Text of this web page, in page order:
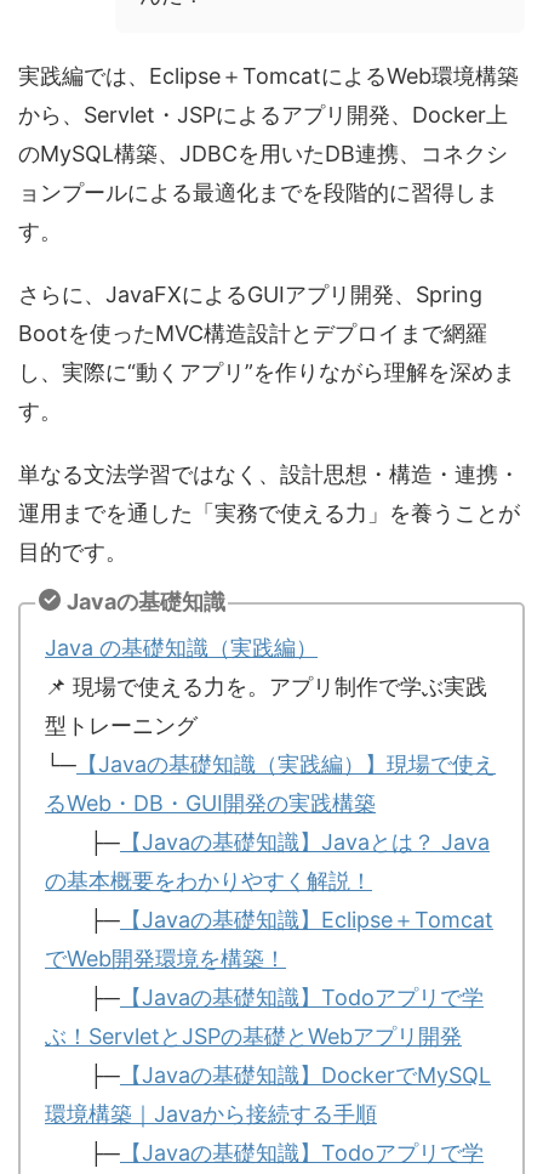
実践編では、Eclipse＋TomcatによるWeb環境構築
から、Servlet・JSPによるアプリ開発、Docker上
のMySQL構築、JDBCを用いたDB連携、コネクシ
ョンプールによる最適化までを段階的に習得しま
す。
さらに、JavaFXによるGUIアプリ開発、Spring
Bootを使ったMVC構造設計とデプロイまで網羅
し、実際に“動くアプリ”を作りながら理解を深めま
す。
単なる文法学習ではなく、設計思想・構造・連携・
運用までを通した「実務で使える力」を養うことが
目的です。
Javaの基礎知識
Java の基礎知識（実践編）
📌 現場で使える力を。アプリ制作で学ぶ実践
型トレーニング
└─ 【Javaの基礎知識（実践編）】現場で使え
るWeb・DB・GUI開発の実践構築
├─ 【Javaの基礎知識】Javaとは？ Java
の基本概要をわかりやすく解説！
├─ 【Javaの基礎知識】Eclipse＋Tomcat
でWeb開発環境を構築！
├─ 【Javaの基礎知識】Todoアプリで学
ぶ！ServletとJSPの基礎とWebアプリ開発
├─ 【Javaの基礎知識】DockerでMySQL
環境構築｜Javaから接続する手順
├─ 【Javaの基礎知識】Todoアプリで学